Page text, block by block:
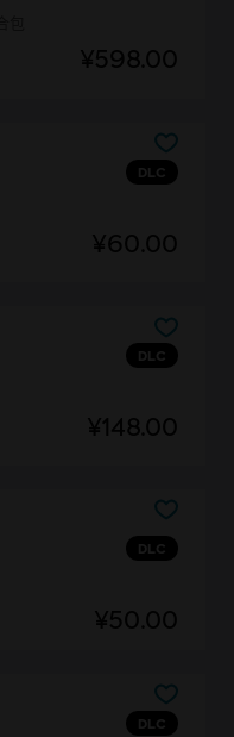
¥598.00
DLC
¥60.00
DLC
¥148.00
DLC
¥50.00
DLC